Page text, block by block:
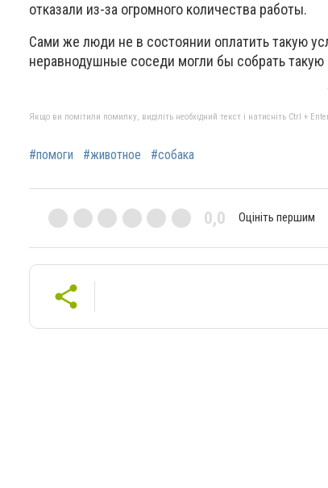
отказали из-за огромного количества работы.
Сами же люди не в состоянии оплатить такую
неравнодушные соседи могли бы собрать
Якщо ви помітили помилку, виділіть необхідний текст і натисніть Ctrl +
#помоги #животное #собака
0,0 Оцініть першим